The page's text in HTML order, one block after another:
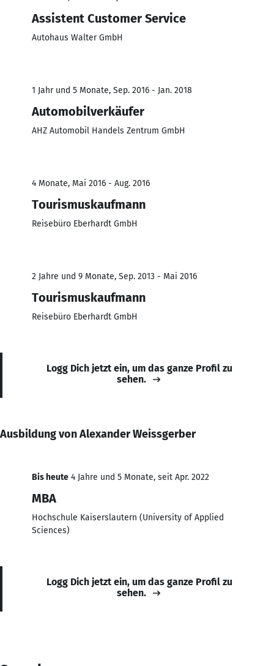
Assistent Customer Service
Autohaus Walter GmbH
1 Jahr und 5 Monate, Sep. 2016 - Jan. 2018
Automobilverkäufer
AHZ Automobil Handels Zentrum GmbH
4 Monate, Mai 2016 - Aug. 2016
Tourismuskaufmann
Reisebüro Eberhardt GmbH
2 Jahre und 9 Monate, Sep. 2013 - Mai 2016
Tourismuskaufmann
Reisebüro Eberhardt GmbH
Logg Dich jetzt ein, um das ganze Profil zu
sehen.
Ausbildung von Alexander Weissgerber
Bis heute 4 Jahre und 5 Monate, seit Apr. 2022
MBA
Hochschule Kaiserslautern (University of Applied
Sciences)
Logg Dich jetzt ein, um das ganze Profil zu
sehen.